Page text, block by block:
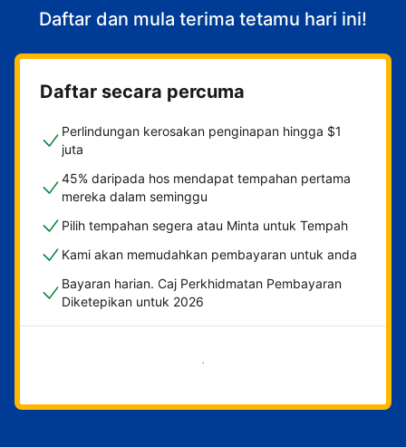
Daftar dan mula terima tetamu hari ini!
Daftar secara percuma
Perlindungan kerosakan penginapan hingga $1
juta
45% daripada hos mendapat tempahan pertama
mereka dalam seminggu
Pilih tempahan segera atau Minta untuk Tempah
Kami akan memudahkan pembayaran untuk anda
Bayaran harian. Caj Perkhidmatan Pembayaran
Diketepikan untuk 2026
Mulakan sekarang